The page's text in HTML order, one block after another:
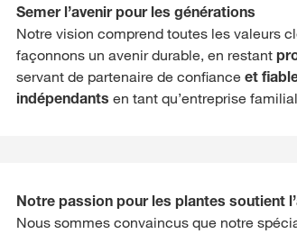
Semer l’avenir pour les générations
Notre vision comprend toutes les valeurs
façonnons un avenir durable, en restant
servant de partenaire de confianceet
indépendants en tant qu’entreprise
Notre passion pour les plantes soutient
Nous sommes convaincus que notre